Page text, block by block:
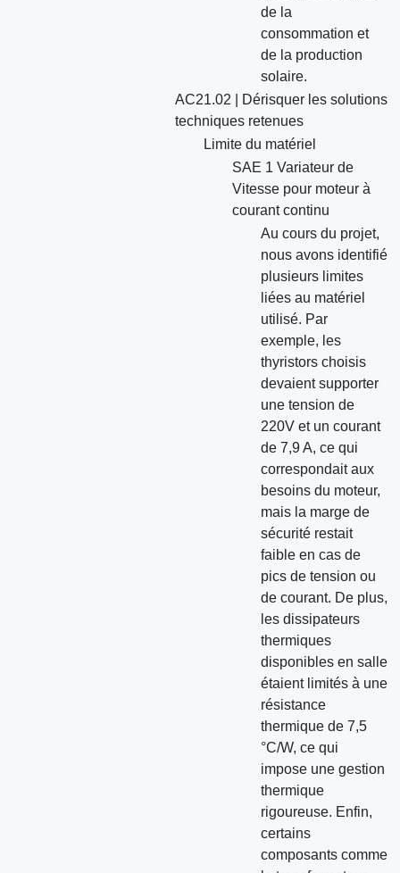
de la
consommation et
de la production
solaire.
AC21.02 | Dérisquer les solutions
techniques retenues
Limite du matériel
SAE 1 Variateur de
Vitesse pour moteur à
courant continu
Au cours du projet,
nous avons identifié
plusieurs limites
liées au matériel
utilisé. Par
exemple, les
thyristors choisis
devaient supporter
une tension de
220V et un courant
de 7,9 A, ce qui
correspondait aux
besoins du moteur,
mais la marge de
sécurité restait
faible en cas de
pics de tension ou
de courant. De plus,
les dissipateurs
thermiques
disponibles en salle
étaient limités à une
résistance
thermique de 7,5
°C/W, ce qui
impose une gestion
thermique
rigoureuse. Enfin,
certains
composants comme